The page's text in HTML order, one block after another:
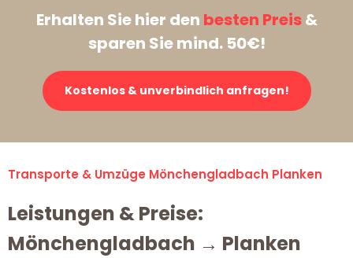
Erhalten Sie hier den besten Preis&
sparen Sie mind. 50€!
Kostenlos & unverbindlich anfragen!
Transporte & Umzüge Mönchengladbach Planken
Leistungen & Preise:
Mönchengladbach → Planken